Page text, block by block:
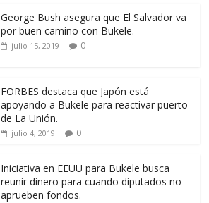
George Bush asegura que El Salvador va
por buen camino con Bukele.
julio 15, 2019 0
FORBES destaca que Japón está
apoyando a Bukele para reactivar puerto
de La Unión.
julio 4, 2019 0
Iniciativa en EEUU para Bukele busca
reunir dinero para cuando diputados no
aprueben fondos.